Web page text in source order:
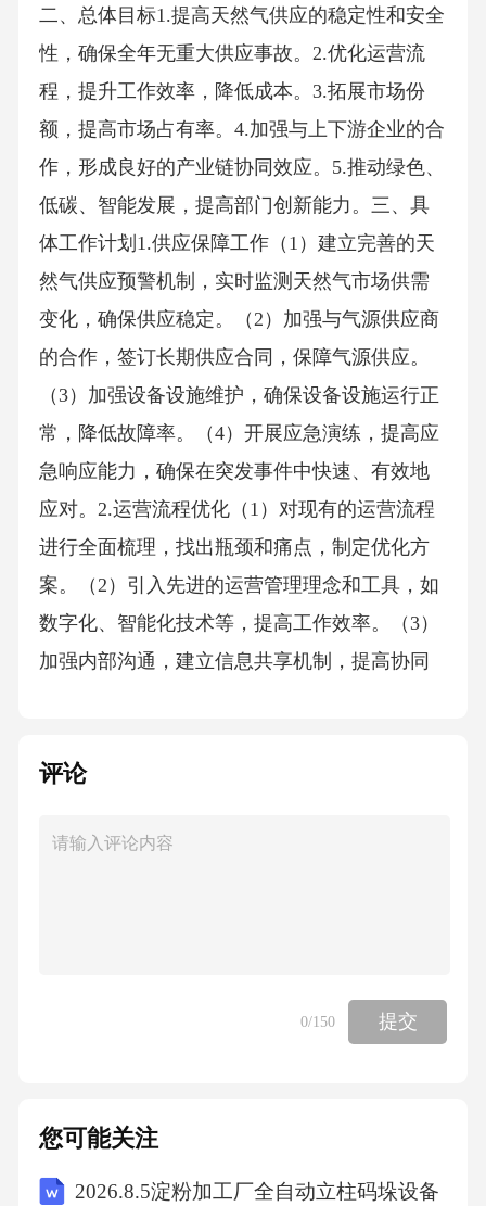
二、总体目标1.提高天然气供应的稳定性和安全
性，确保全年无重大供应事故。2.优化运营流
程，提升工作效率，降低成本。3.拓展市场份
额，提高市场占有率。4.加强与上下游企业的合
作，形成良好的产业链协同效应。5.推动绿色、
低碳、智能发展，提高部门创新能力。三、具
体工作计划1.供应保障工作（1）建立完善的天
然气供应预警机制，实时监测天然气市场供需
变化，确保供应稳定。（2）加强与气源供应商
的合作，签订长期供应合同，保障气源供应。
（3）加强设备设施维护，确保设备设施运行正
常，降低故障率。（4）开展应急演练，提高应
急响应能力，确保在突发事件中快速、有效地
应对。2.运营流程优化（1）对现有的运营流程
进行全面梳理，找出瓶颈和痛点，制定优化方
案。（2）引入先进的运营管理理念和工具，如
数字化、智能化技术等，提高工作效率。（3）
加强内部沟通，建立信息共享机制，提高协同
场需求，挖掘潜在客户，拓展市场份额。（2）
产业链协同效应。（3）积极参与行业交流，扩
色、低碳、智能发展，提高部门创新能力。
（2）加强与科研院校的合作，引进先进技术，
发展趋势，及时调整发展策略，确保部门持续
发展。四、保障措施1.加强组织领导，确保工作
评论
0/150 提交
您可能关注
2026.8.5淀粉加工厂全自动立柱码垛设备